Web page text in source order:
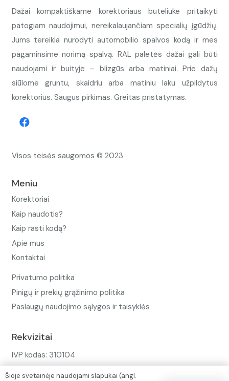
Dažai kompaktiškame korektoriaus buteliuke pritaikyti
patogiam naudojimui, nereikalaujančiam specialių įgūdžių.
Jums tereikia nurodyti automobilio spalvos kodą ir mes
pagaminsime norimą spalvą. RAL paletės dažai gali būti
naudojami ir buityje – blizgūs arba matiniai. Prie dažų
siūlome gruntu, skaidriu arba matiniu laku užpildytus
korektorius. Saugus pirkimas. Greitas pristatymas.
Visos teisės saugomos © 2023
Meniu
Korektoriai
Kaip naudotis?
Kaip rasti kodą?
Apie mus
Kontaktai
Privatumo politika
Pinigų ir prekių grąžinimo politika
Paslaugų naudojimo sąlygos ir taisyklės
Rekvizitai
IVP kodas: 310104
Šioje svetainėje naudojami slapukai (angl.